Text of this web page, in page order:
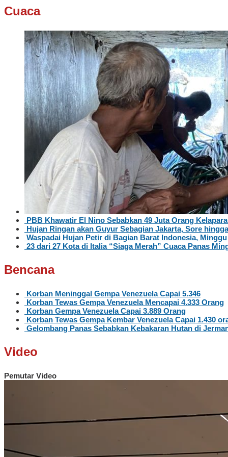
Cuaca
PBB Khawatir El Nino Sebabkan 49 Juta Orang
Hujan Ringan akan Guyur Sebagian Jakarta, Sore
Waspadai Hujan Petir di Bagian Barat Indonesia, Minggu
23 dari 27 Kota di Italia “Siaga Merah” Cuaca Panas
Bencana
Korban Meninggal Gempa Venezuela Capai 5.346
Korban Tewas Gempa Venezuela Mencapai 4.333 Orang
Korban Gempa Venezuela Capai 3.889 Orang
Korban Tewas Gempa Kembar Venezuela Capai 1.430
Gelombang Panas Sebabkan Kebakaran Hutan di
Video
Pemutar Video